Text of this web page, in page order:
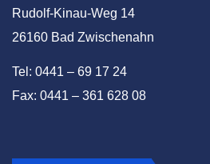
Rudolf-Kinau-Weg 14
26160 Bad Zwischenahn
Tel: 0441 – 69 17 24
Fax: 0441 – 361 628 08